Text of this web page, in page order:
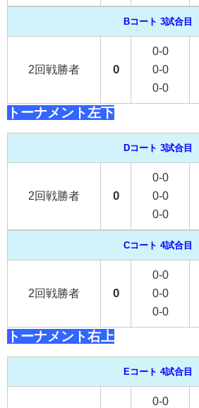
Bコート 3試合目
2回戦勝者 0
0-0
0-0
0-0
トーナメント左下
Dコート 3試合目
2回戦勝者 0
0-0
0-0
0-0
Cコート 4試合目
2回戦勝者 0
0-0
0-0
0-0
トーナメント右上
Eコート 4試合目
0-0